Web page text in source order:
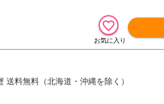
送料無料（北海道・沖縄を除く）